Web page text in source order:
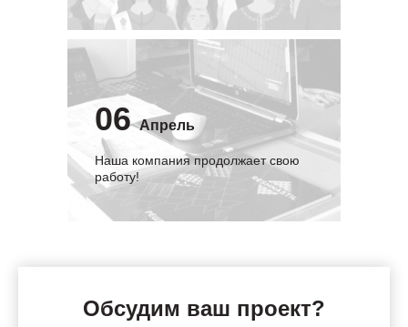
06 Апрель
Наша компания продолжает свою
работу!
Обсудим ваш проект?